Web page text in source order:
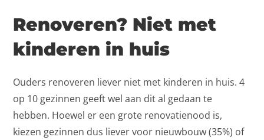
Renoveren? Niet met
kinderen in huis
Ouders renoveren liever niet met kinderen in huis. 4
op 10 gezinnen geeft wel aan dit al gedaan te
hebben. Hoewel er een grote renovatienood is,
kiezen gezinnen dus liever voor nieuwbouw (35%) of